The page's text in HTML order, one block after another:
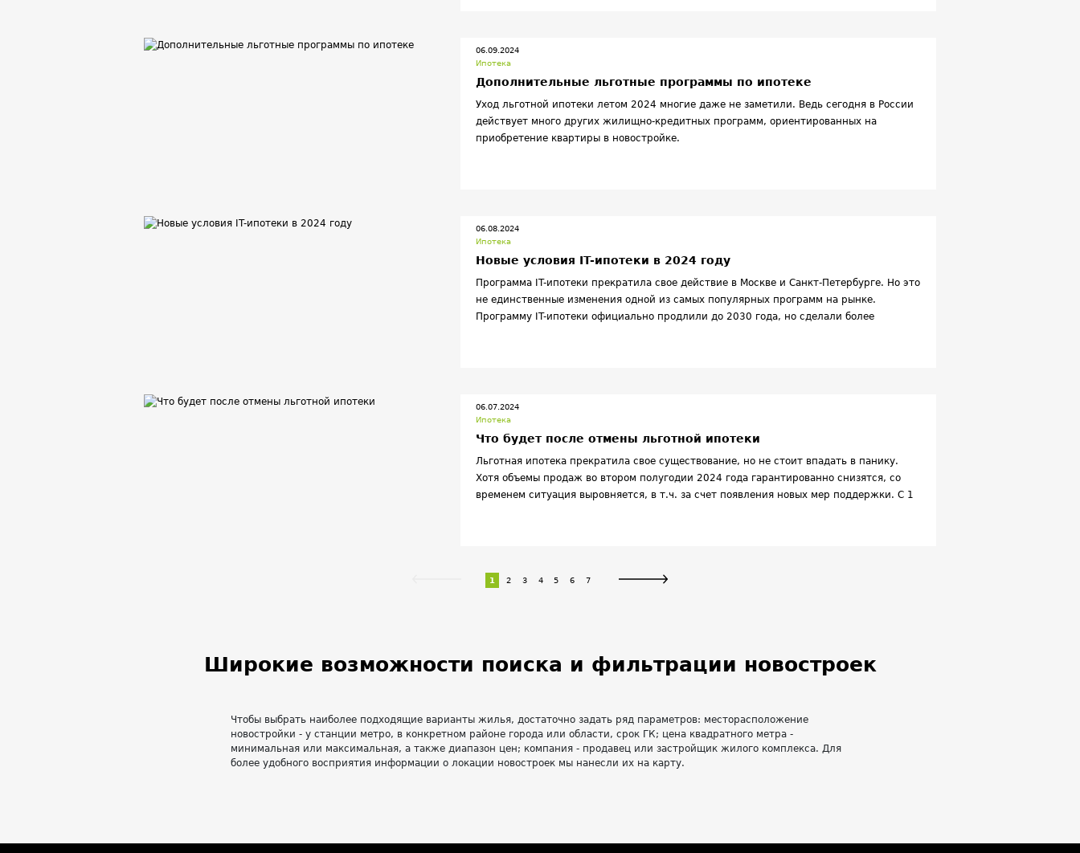
06.09.2024
Ипотека
Дополнительные льготные программы по ипотеке
Уход льготной ипотеки летом 2024 многие даже не заметили. Ведь сегодня в России
действует много других жилищно-кредитных программ, ориентированных на
приобретение квартиры в новостройке.
06.08.2024
Ипотека
Новые условия IT-ипотеки в 2024 году
Программа IT-ипотеки прекратила свое действие в Москве и Санкт-Петербурге. Но это
не единственные изменения одной из самых популярных программ на рынке.
Программу IT-ипотеки официально продлили до 2030 года, но сделали более
06.07.2024
Ипотека
Что будет после отмены льготной ипотеки
Льготная ипотека прекратила свое существование, но не стоит впадать в панику.
Хотя объемы продаж во втором полугодии 2024 года гарантированно снизятся, со
временем ситуация выровняется, в т.ч. за счет появления новых мер поддержки. С 1
программ россияне набрали рекордное число жилищных кредитов. В общей
1 2 3 4 5 6 7
Широкие возможности поиска и фильтрации новостроек
Чтобы выбрать наиболее подходящие варианты жилья, достаточно задать ряд параметров: месторасположение
новостройки - у станции метро, в конкретном районе города или области, срок ГК; цена квадратного метра -
минимальная или максимальная, а также диапазон цен; компания - продавец или застройщик жилого комплекса. Для
более удобного восприятия информации о локации новостроек мы нанесли их на карту.